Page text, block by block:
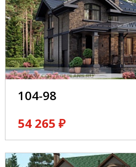
104-98
54 265 ₽